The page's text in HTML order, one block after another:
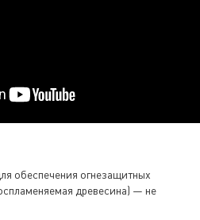
обеспечения огнезащитных
древесина) — не